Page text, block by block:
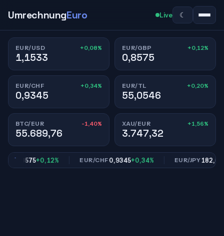
UmrechnungEuro Live ☾
EUR/USD +0,08%
1,1533
EUR/GBP +0,12%
0,8575
EUR/CHF +0,34%
0,9345
EUR/TL +0,20%
55,0546
BTC/EUR -1,40%
55.689,76
XAU/EUR +1,56%
3.747,32
0,8575+0,12% EUR/CHF0,9345+0,34% EUR/JPY182,60